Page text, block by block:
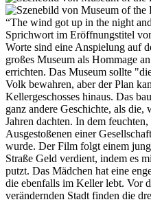
“The wind got up in the night
Sprichwort im Eröffnungstitel
Worte sind eine Anspielung auf
großes Museum als Hommage
errichten. Das Museum sollte
Volk bewahren, aber der Plan
Kellergeschosses hinaus. Das
ganz andere Geschichte, als
Jahren dachten. In dem
Ausgestoßenen einer
wurde. Der Film folgt einem
Straße Geld verdient, indem es
putzt. Das Mädchen hat eine
die ebenfalls im Keller lebt. Vor
verändernden Stadt finden die